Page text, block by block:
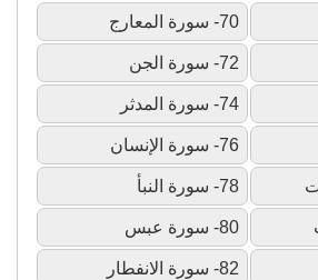
70- سورة المعارج
72- سورة الجن
74- سورة المدثر
76- سورة الإنسان
78- سورة النبأ
80- سورة عبس
82- سورة الانفطار